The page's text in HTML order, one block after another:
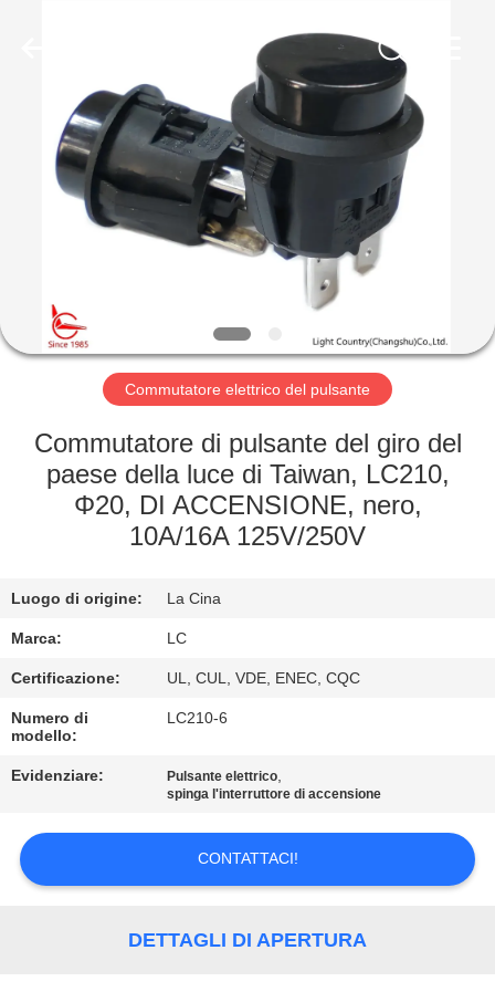
CASA
PRODOTTI
MOSTRA
VR
CIRCA
NOI
FABBRICA
CONTROLLO
DI
QUALITÀ
NOTIZIE
Commutatore elettrico del pulsante
Commutatore di pulsante del giro del
paese della luce di Taiwan, LC210,
Φ20, DI ACCENSIONE, nero,
10A/16A 125V/250V
Luogo di origine: La Cina
Marca: LC
Certificazione: UL, CUL, VDE, ENEC, CQC
Numero di
modello:
LC210-6
Evidenziare: Pulsante elettrico,
spinga l'interruttore di accensione
CONTATTACI!
DETTAGLI DI APERTURA